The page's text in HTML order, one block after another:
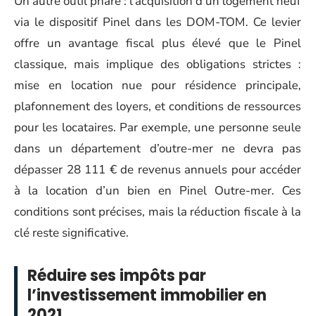
via le dispositif Pinel dans les DOM-TOM. Ce levier
offre un avantage fiscal plus élevé que le Pinel
classique, mais implique des obligations strictes :
mise en location nue pour résidence principale,
plafonnement des loyers, et conditions de ressources
pour les locataires. Par exemple, une personne seule
dans un département d’outre-mer ne devra pas
dépasser 28 111 € de revenus annuels pour accéder
à la location d’un bien en Pinel Outre-mer. Ces
conditions sont précises, mais la réduction fiscale à la
clé reste significative.
Réduire ses impôts par
l’investissement immobilier en